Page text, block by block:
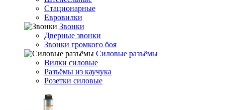
Стационарные
Евровилки
Звонки
Дверные звонки
Звонки громкого боя
Силовые разъёмы
Вилки силовые
Разъёмы из каучука
Розетки силовые